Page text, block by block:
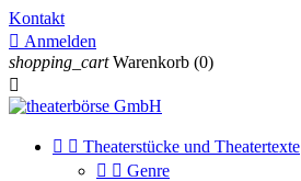
Kontakt
 Anmelden
shopping_cart Warenkorb (0)

  Theaterstücke und Theatertexte
  Genre